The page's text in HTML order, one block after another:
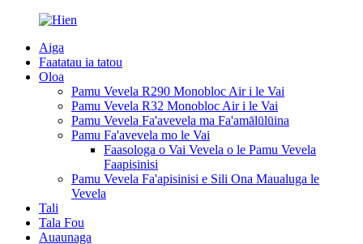
Aiga
Faatatau ia tatou
Oloa
Pamu Vevela R290 Monobloc Air i le Vai
Pamu Vevela R32 Monobloc Air i le Vai
Pamu Vevela Fa'avevela ma Fa'amālūlūina
Pamu Fa'avevela mo le Vai
Faasologa o Vai Vevela o le Pamu Vevela
Faapisinisi
Pamu Vevela Fa'apisinisi e Sili Ona Maualuga le
Vevela
Tali
Tala Fou
Auaunaga